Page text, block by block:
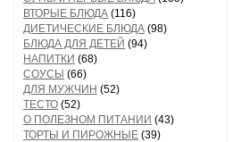
ВТОРЫЕ БЛЮДА (116)
ДИЕТИЧЕСКИЕ БЛЮДА (98)
БЛЮДА ДЛЯ ДЕТЕЙ (94)
НАПИТКИ (68)
СОУСЫ (66)
ДЛЯ МУЖЧИН (52)
ТЕСТО (52)
О ПОЛЕЗНОМ ПИТАНИИ (43)
ТОРТЫ И ПИРОЖНЫЕ (39)